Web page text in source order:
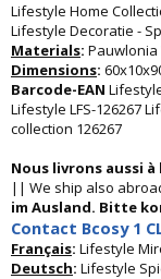
Lifestyle Home
Lifestyle Decoratie -
Materials: Pauwlonia
Dimensions:
Barcode-EAN
Lifestyle LFS-126267
collection 126267
Nous livrons aussi
|| We ship also
im Ausland. Bitte
Contact Bcosy 1
Français: Lifestyle
Deutsch: Lifestyle